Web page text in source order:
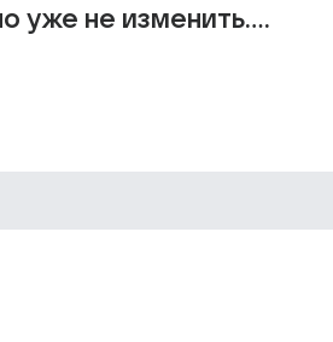
уже не изменить....